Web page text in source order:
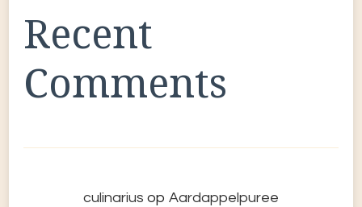
Recent
Comments
culinarius op Aardappelpuree